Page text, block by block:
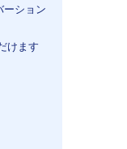
ション
けます